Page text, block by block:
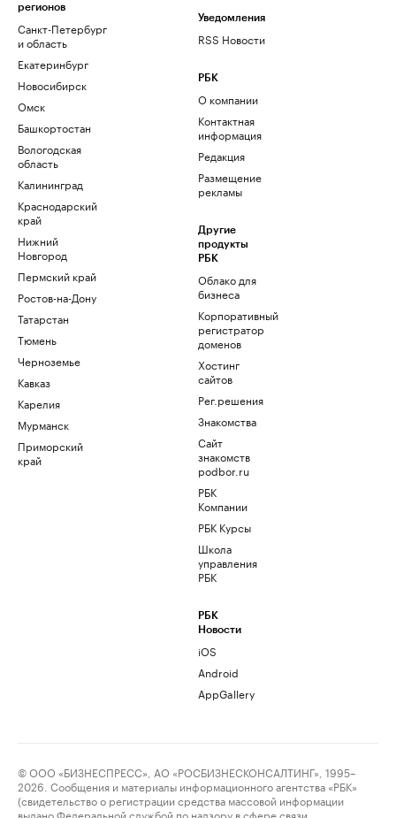
регионов
Санкт-Петербург
и область
Екатеринбург
Новосибирск
Омск
Башкортостан
Вологодская
область
Калининград
Краснодарский
край
Нижний
Новгород
Пермский край
Ростов-на-Дону
Татарстан
Тюмень
Черноземье
Кавказ
Карелия
Мурманск
Приморский
край
Уведомления
RSS Новости
РБК
О компании
Контактная
информация
Редакция
Размещение
рекламы
Другие
продукты
РБК
Облако для
бизнеса
Корпоративный
регистратор
доменов
Хостинг
сайтов
Рег.решения
Знакомства
Сайт
знакомств
podbor.ru
РБК
Компании
РБК Курсы
Школа
управления
РБК
РБК
Новости
iOS
Android
AppGallery
© ООО «БИЗНЕСПРЕСС», АО «РОСБИЗНЕСКОНСАЛТИНГ», 1995–
2026. Сообщения и материалы информационного агентства «РБК»
(свидетельство о регистрации средства массовой информации
выдано Федеральной службой по надзору в сфере связи,